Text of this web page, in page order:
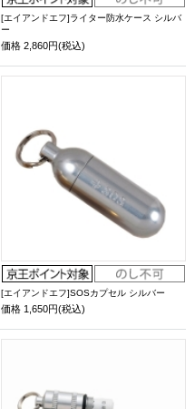
[エイアンドエフ]ライター防水ケース シルバ
ー
価格 2,860円(税込)
[エイアンドエフ]SOSカプセル シルバー
価格 1,650円(税込)